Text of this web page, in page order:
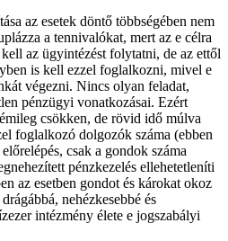
az esetek döntő többségében nem
a tennivalókat, mert az e célra
az ügyintézést folytatni, de az ettől
is kell ezzel foglalkozni, mivel e
végezni. Nincs olyan feladat,
pénzügyi vonatkozásai. Ezért
csökken, de rövid idő múlva
foglalkozó dolgozók száma (ebben
csak a gondok száma
pénzkezelés ellehetetleníti
az esetben gondot és károkat okoz
nehézkesebbé és
intézmény élete e jogszabályi